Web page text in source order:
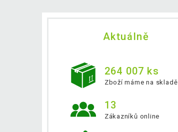
Aktuálně
264 007 ks
Zboží máme na skladě
13
Zákazníků online